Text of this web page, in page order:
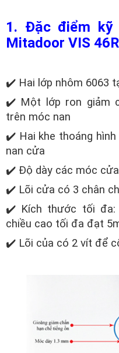
1. Đặc điểm kỹ
Mitadoor VIS 46R
✔️ Hai lớp nhôm 6063
✔️ Một lớp ron giảm
trên móc nan
✔️ Hai khe thoáng
nan cửa
✔️ Độ dày các móc cửa
✔️ Lõi cửa có 3 chân
✔️ Kích thước tối đa:
chiều cao tối đa đạt
✔️ Lõi của có 2 vít để